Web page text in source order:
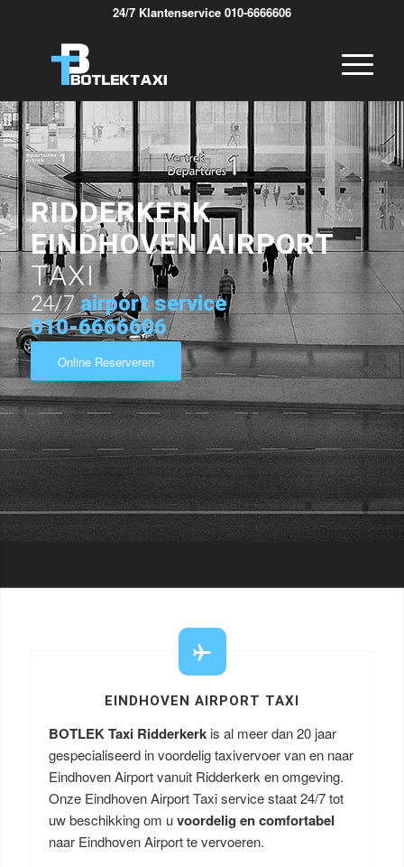
24/7 Klantenservice 010-6666606
RIDDERKERK
EINDHOVEN AIRPORT
TAXI
24/7 airport service
010-6666606
Online Reserveren
EINDHOVEN AIRPORT TAXI
BOTLEK Taxi Ridderkerk is al meer dan 20 jaar
gespecialiseerd in voordelig taxivervoer van en naar
Eindhoven Airport vanuit Ridderkerk en omgeving.
Onze Eindhoven Airport Taxi service staat 24/7 tot
uw beschikking om uvoordelig en comfortabel
naar Eindhoven Airport te vervoeren.